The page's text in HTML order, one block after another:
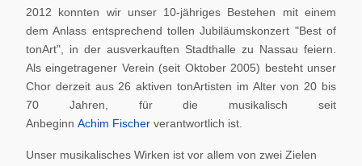
2012 konnten wir unser 10-jähriges Bestehen mit einem
dem Anlass entsprechend tollen Jubiläumskonzert "Best of
tonArt", in der ausverkauften Stadthalle zu Nassau feiern.
Als eingetragener Verein (seit Oktober 2005) besteht unser
Chor derzeit aus 26 aktiven tonArtisten im Alter von 20 bis
70 Jahren, für die musikalisch seit
Anbeginn Achim Fischer verantwortlich ist.
Unser musikalisches Wirken ist vor allem von zwei Zielen